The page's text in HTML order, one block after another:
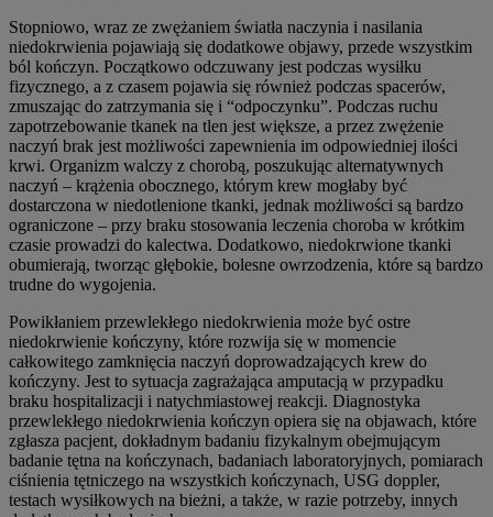
Stopniowo, wraz ze zwężaniem światła naczynia i nasilania
niedokrwienia pojawiają się dodatkowe objawy, przede wszystkim
ból kończyn. Początkowo odczuwany jest podczas wysiłku
fizycznego, a z czasem pojawia się również podczas spacerów,
zmuszając do zatrzymania się i “odpoczynku”. Podczas ruchu
zapotrzebowanie tkanek na tlen jest większe, a przez zwężenie
naczyń brak jest możliwości zapewnienia im odpowiedniej ilości
krwi. Organizm walczy z chorobą, poszukując alternatywnych
naczyń – krążenia obocznego, którym krew mogłaby być
dostarczona w niedotlenione tkanki, jednak możliwości są bardzo
ograniczone – przy braku stosowania leczenia choroba w krótkim
czasie prowadzi do kalectwa. Dodatkowo, niedokrwione tkanki
obumierają, tworząc głębokie, bolesne owrzodzenia, które są bardzo
trudne do wygojenia.
Powikłaniem przewlekłego niedokrwienia może być ostre
niedokrwienie kończyny, które rozwija się w momencie
całkowitego zamknięcia naczyń doprowadzających krew do
kończyny. Jest to sytuacja zagrażająca amputacją w przypadku
braku hospitalizacji i natychmiastowej reakcji. Diagnostyka
przewlekłego niedokrwienia kończyn opiera się na objawach, które
zgłasza pacjent, dokładnym badaniu fizykalnym obejmującym
badanie tętna na kończynach, badaniach laboratoryjnych, pomiarach
ciśnienia tętniczego na wszystkich kończynach, USG doppler,
testach wysiłkowych na bieżni, a także, w razie potrzeby, innych